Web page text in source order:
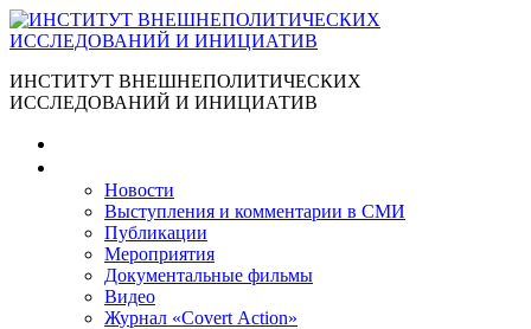
ИНСТИТУТ ВНЕШНЕПОЛИТИЧЕСКИХ
ИССЛЕДОВАНИЙ И ИНИЦИАТИВ
Новости
Выступления и коммента­рии в СМИ
Публикации
Мероприятия
Документальные фильмы
Видео
Журнал «Covert Action»